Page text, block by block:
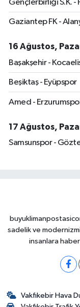
Gençlerbirliği S.K. -
Gaziantep FK -
16 Ağustos,
Başakşehir -
Beşiktaş - Eyüpspor
Amed -
17 Ağustos,
Samsunspor -
sadelik ve
insanlara
Vakfıkebir Hava